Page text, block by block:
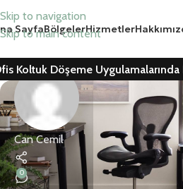
Skip to navigation
Skip to main content
SayfaBölgelerHizmetler
Koltuk Döşeme
Can Cemil
0